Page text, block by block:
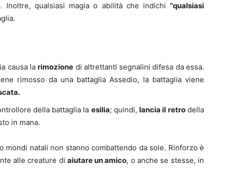
. Inoltre, qualsiasi magia o abilità che indichi“qualsiasi
causa larimozione di altrettanti segnalini difesa da essa.
rimosso da una battaglia Assedio, la battaglia viene
della battaglia la esilia; quindi,lancia il retrodella
in mana.
mondi natali non stanno combattendo da sole. Rinforzo è
alle creature di aiutare un amico, o anche se stesse, in